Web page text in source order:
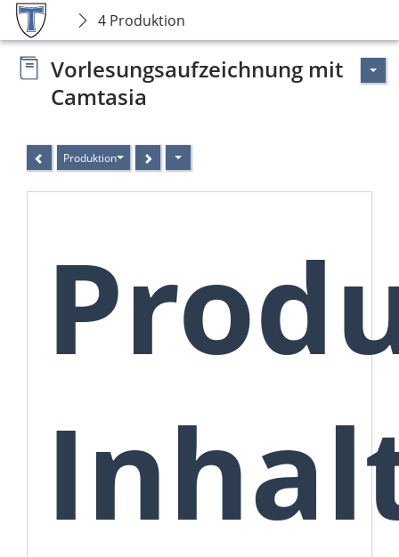
4 Produktion
Vorlesungsaufzeichnung mit
Camtasia
Produktion